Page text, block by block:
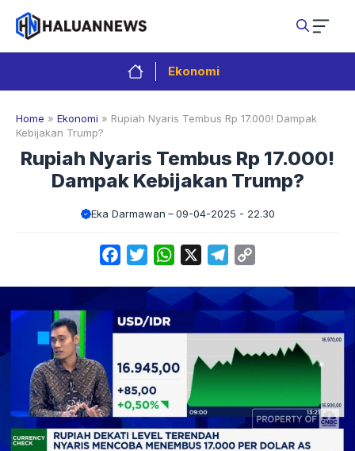
Langsung
isi
Ekonomi
Home » Ekonomi » Rupiah Nyaris Tembus Rp 17.000! Dampak
Kebijakan Trump?
Rupiah Nyaris Tembus Rp 17.000!
Dampak Kebijakan Trump?
Eka Darmawan 09-04-2025 - 22.30
FacebookTwitterWhatsApp Telegram